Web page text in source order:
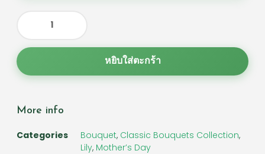
หยิบใส่ตะกร้า
More info
Categories Bouquet, Classic Bouquets Collection,
Lily, Mother’s Day